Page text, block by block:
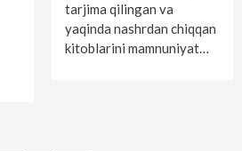
tarjima qilingan va
yaqinda nashrdan chiqqan
kitoblarini mamnuniyat…